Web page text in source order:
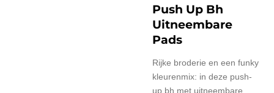
Push Up Bh
Uitneembare
Pads
Rijke broderie en een funky
kleurenmix: in deze push-
up bh met uitneembare